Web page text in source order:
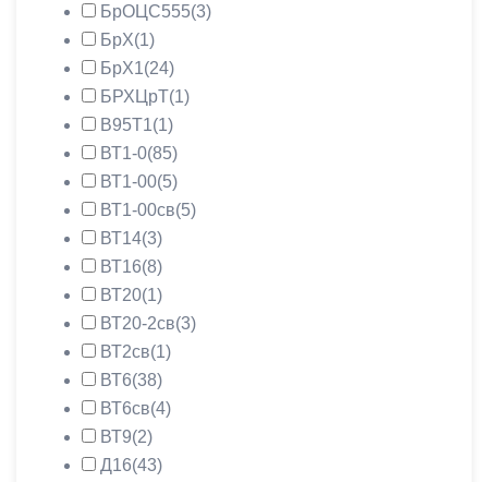
БрОЦС555(3)
БрХ(1)
БрХ1(24)
БРХЦрТ(1)
В95Т1(1)
ВТ1-0(85)
ВТ1-00(5)
ВТ1-00св(5)
ВТ14(3)
ВТ16(8)
ВТ20(1)
ВТ20-2св(3)
ВТ2св(1)
ВТ6(38)
ВТ6св(4)
ВТ9(2)
Д16(43)